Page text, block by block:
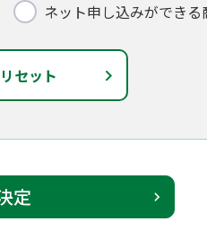
ネット申し込みができる
セット
定